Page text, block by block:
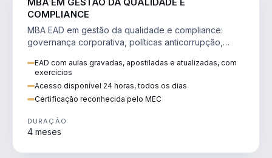
COMPLIANCE
MBA EAD em gestão da qualidade e compliance:
governança corporativa, políticas anticorrupção,
EAD com aulas gravadas, apostiladas e atualizadas, com
exercícios
Acesso disponível 24 horas, todos os dias
Certificação reconhecida pelo MEC
DURAÇÃO
4 meses